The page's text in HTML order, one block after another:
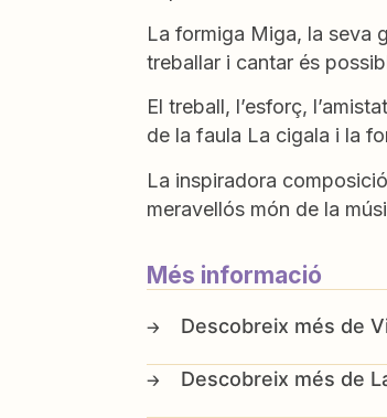
La formiga Miga, la seva
treballar i cantar és
El treball, l’esforç,
de la faula La cigala i la
La inspiradora
meravellós món de la
Més informació